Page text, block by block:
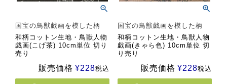
国宝の鳥獣戯画を模した柄
和柄コットン生地・鳥獣人物
戯画(こげ茶) 10cm単位 切り
売り
販売価格 ¥228税込
国宝の鳥獣戯画を模した柄
和柄コットン生地・鳥獣人物
戯画(きゃら色) 10cm単位 切
り売り
販売価格 ¥228税込